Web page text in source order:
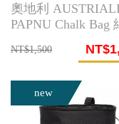
奧地利
PAPNU Chalk Bag
NT$1,500
new